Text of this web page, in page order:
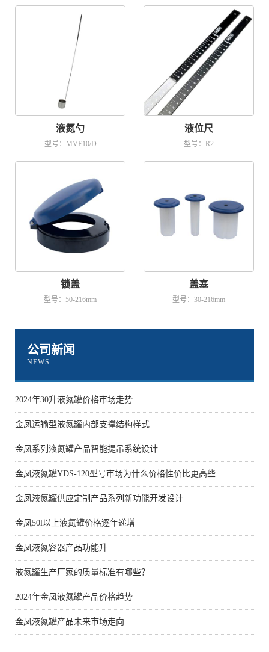
液氮勺
型号：MVE10/D
液位尺
型号：R2
锁盖
型号：50-216mm
盖塞
型号：30-216mm
公司新闻
NEWS
2024年30升液氮罐价格市场走势
金凤运输型液氮罐内部支撑结构样式
金凤系列液氮罐产品智能提吊系统设计
金凤液氮罐YDS-120型号市场为什么价格性价比更高些
金凤液氮罐供应定制产品系列新功能开发设计
金凤50l以上液氮罐价格逐年递增
金凤液氮容器产品功能升
液氮罐生产厂家的质量标准有哪些？
2024年金凤液氮罐产品价格趋势
金凤液氮罐产品未来市场走向